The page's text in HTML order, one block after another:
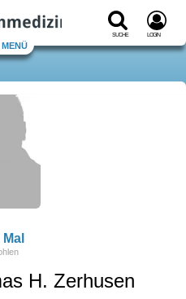
Suche Login
Menü
Mal
H. Zerhusen